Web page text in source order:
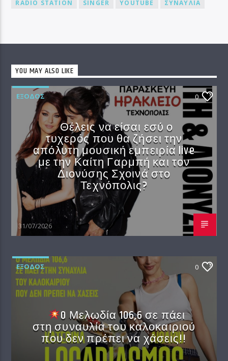
RADIO STATION
SINGER YOUTUBE ΣΥΝΑΥΛΙΑ
YOU MAY ALSO LIKE
EΞΟΔΟΣ 0
Θέλεις να είσαι εσύ ο
τυχερός που θα ζήσει την
απόλυτη μουσική εμπειρία live
με την Καίτη Γαρμπή και τον
Διονύσης Σχοινά στο
Τεχνόπολις?
31/07/2026
EΞΟΔΟΣ 0
O Μελωδία 106,6 σε πάει
στη συναυλία του καλοκαιριού
που δεν πρέπει να χάσεις!!